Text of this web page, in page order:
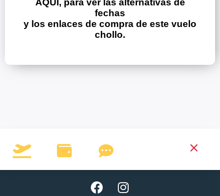
AQUÍ, para ver las alternativas de
fechas
y los enlaces de compra de este vuelo
chollo.